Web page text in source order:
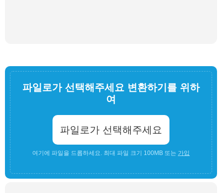
파일로가 선택해주세요 변환하기를 위하
여
파일로가 선택해주세요
여기에 파일을 드롭하세요. 최대 파일 크기 100MB 또는 가입